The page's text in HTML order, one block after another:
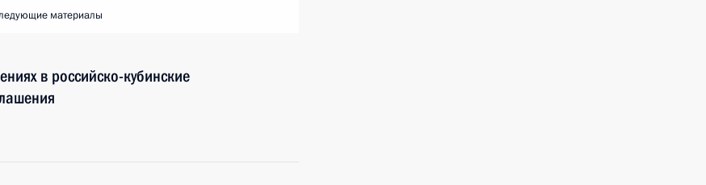
материалы
в российско-кубинские